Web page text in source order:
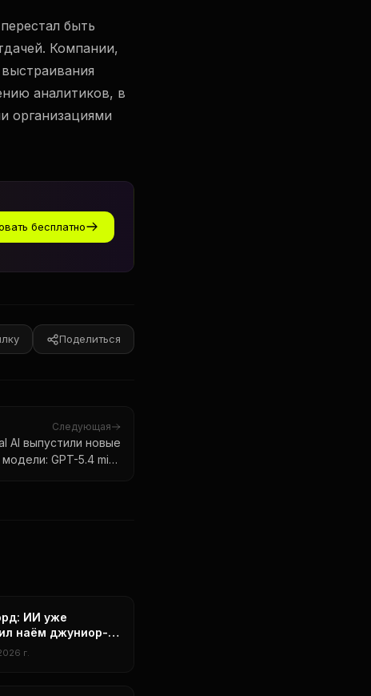
быть
Компании,
аналитиков, в
организациями
бесплатно
Поделиться
Следующая
AI выпустили новые
GPT-5.4 mini,
ИИ уже
наём джуниор-
на 20%
г.